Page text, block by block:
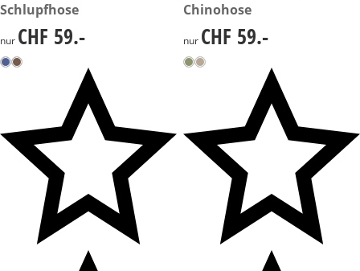
CHF 59.-
Schlupfhose
CHF 59.-
nur CHF 59.-
CHF 59.-
Chinohose
CHF 59.-
nur CHF 59.-